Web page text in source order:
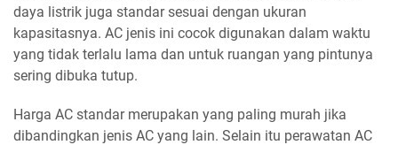
daya listrik juga standar sesuai dengan ukuran
kapasitasnya. AC jenis ini cocok digunakan dalam waktu
yang tidak terlalu lama dan untuk ruangan yang pintunya
sering dibuka tutup.
Harga AC standar merupakan yang paling murah jika
dibandingkan jenis AC yang lain. Selain itu perawatan AC